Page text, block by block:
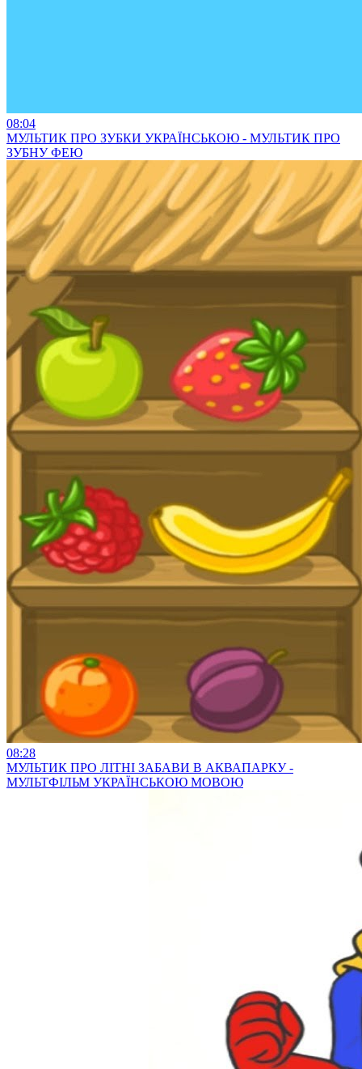
08:04
МУЛЬТИК ПРО ЗУБКИ УКРАЇНСЬКОЮ - МУЛЬТИК ПРО
ЗУБНУ ФЕЮ
08:28
МУЛЬТИК ПРО ЛІТНІ ЗАБАВИ В АКВАПАРКУ -
МУЛЬТФІЛЬМ УКРАЇНСЬКОЮ МОВОЮ